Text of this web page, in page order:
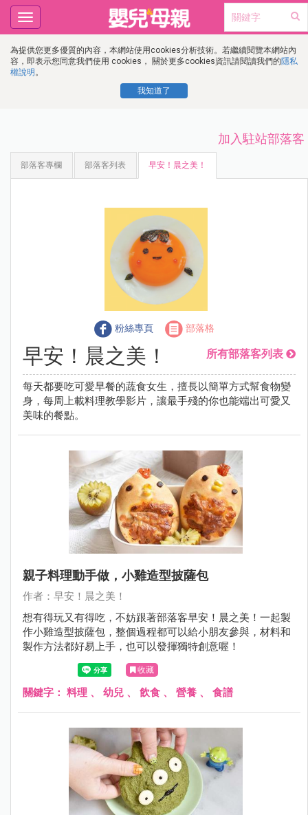
為提供您更多優質的內容，本網站使用cookies分析技術。若繼續閱覽本網站內
容，即表示您同意我們使用 cookies， 關於更多cookies資訊請閱讀我們的隱私
權說明 。
我知道了
Toggle
navigation
加入駐站部落客
部落客專欄 部落客列表 早安！晨之美！
粉絲專頁 部落格
早安！晨之美！ 所有部落客列表
每天都要吃可愛早餐的蔬食女生，擅長以簡單方式幫食物變
身，每周上載料理教學影片，讓最手殘的你也能端出可愛又
美味的餐點。
親子料理動手做，小雞造型披薩包
作者：早安！晨之美！
想有得玩又有得吃，不妨跟著部落客早安！晨之美！一起製
作小雞造型披薩包，整個過程都可以給小朋友參與，材料和
製作方法都好易上手，也可以發揮獨特創意喔！
收藏
關鍵字： 料理 、 幼兒 、 飲食 、 營養 、 食譜